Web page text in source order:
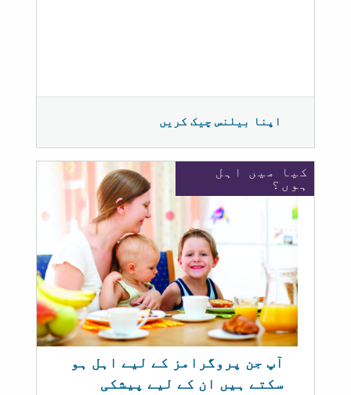
اپنا بیلنس چیک کریں
کیا میں اہل
ہوں؟
آپ جن پروگرامز کے لیے اہل ہو
سکتے ہیں ان کے لیے پیشکی